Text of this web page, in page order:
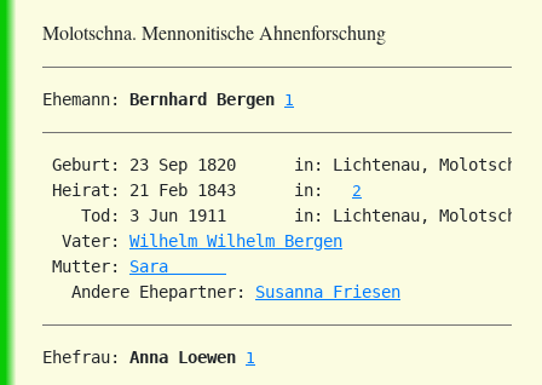
Molotschna. Mennonitische Ahnenforschung
Ehemann: Bernhard Bergen 1
Geburt: 23 Sep 1820      in: Lichtenau,
Heirat: 21 Feb 1843      in: 2
Tod: 3 Jun 1911       in: Lichtenau,
  Vater:
Wilhelm Wilhelm Bergen
Mutter: Sara
   Andere Ehepartner:
Susanna Friesen
Ehefrau: Anna Loewen 1